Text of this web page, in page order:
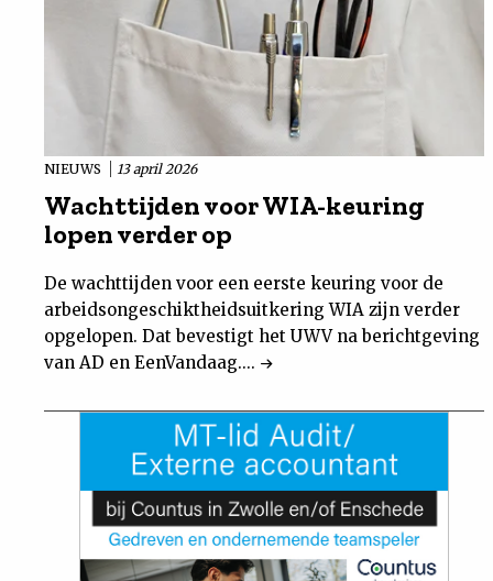
NIEUWS 13 april 2026
Wachttijden voor WIA-keuring
lopen verder op
De wachttijden voor een eerste keuring voor de
arbeidsongeschiktheidsuitkering WIA zijn verder
opgelopen. Dat bevestigt het UWV na berichtgeving
van AD en EenVandaag....